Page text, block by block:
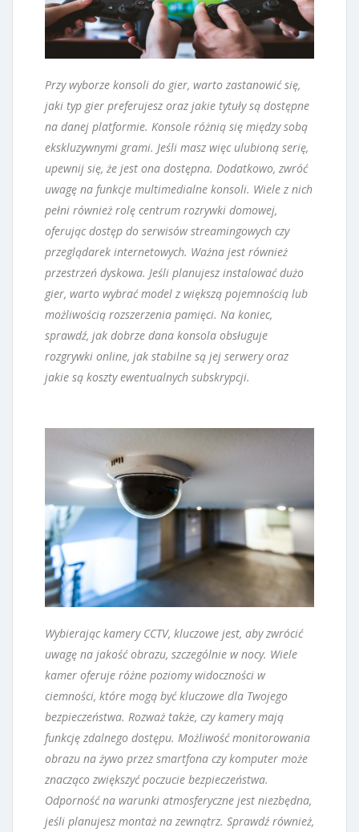
Przy wyborze konsoli do gier, warto zastanowić się,
jaki typ gier preferujesz oraz jakie tytuły są dostępne
na danej platformie. Konsole różnią się między sobą
ekskluzywnymi grami. Jeśli masz więc ulubioną serię,
upewnij się, że jest ona dostępna. Dodatkowo, zwróć
uwagę na funkcje multimedialne konsoli. Wiele z nich
pełni również rolę centrum rozrywki domowej,
oferując dostęp do serwisów streamingowych czy
przeglądarek internetowych. Ważna jest również
przestrzeń dyskowa. Jeśli planujesz instalować dużo
gier, warto wybrać model z większą pojemnością lub
możliwością rozszerzenia pamięci. Na koniec,
sprawdź, jak dobrze dana konsola obsługuje
rozgrywki online, jak stabilne są jej serwery oraz
jakie są koszty ewentualnych subskrypcji.
Wybierając kamery CCTV, kluczowe jest, aby zwrócić
uwagę na jakość obrazu, szczególnie w nocy. Wiele
kamer oferuje różne poziomy widoczności w
ciemności, które mogą być kluczowe dla Twojego
bezpieczeństwa. Rozważ także, czy kamery mają
funkcję zdalnego dostępu. Możliwość monitorowania
obrazu na żywo przez smartfona czy komputer może
znacząco zwiększyć poczucie bezpieczeństwa.
Odporność na warunki atmosferyczne jest niezbędna,
jeśli planujesz montaż na zewnątrz. Sprawdź również,